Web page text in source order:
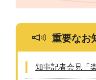
重要なお
知事記者会見「